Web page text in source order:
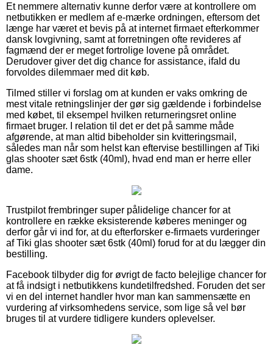
Et nemmere alternativ kunne derfor være at kontrollere om
netbutikken er medlem af e-mærke ordningen, eftersom det
længe har været et bevis på at internet firmaet efterkommer
dansk lovgivning, samt at forretningen ofte revideres af
fagmænd der er meget fortrolige lovene på området.
Derudover giver det dig chance for assistance, ifald du
forvoldes dilemmaer med dit køb.
Tilmed stiller vi forslag om at kunden er vaks omkring de
mest vitale retningslinjer der gør sig gældende i forbindelse
med købet, til eksempel hvilken returneringsret online
firmaet bruger. I relation til det er det på samme måde
afgørende, at man altid bibeholder sin kvitteringsmail,
således man når som helst kan eftervise bestillingen af Tiki
glas shooter sæt 6stk (40ml), hvad end man er herre eller
dame.
Trustpilot frembringer super pålidelige chancer for at
kontrollere en række eksisterende køberes meninger og
derfor går vi ind for, at du efterforsker e-firmaets vurderinger
af Tiki glas shooter sæt 6stk (40ml) forud for at du lægger din
bestilling.
Facebook tilbyder dig for øvrigt de facto belejlige chancer for
at få indsigt i netbutikkens kundetilfredshed. Foruden det ser
vi en del internet handler hvor man kan sammensætte en
vurdering af virksomhedens service, som lige så vel bør
bruges til at vurdere tidligere kunders oplevelser.